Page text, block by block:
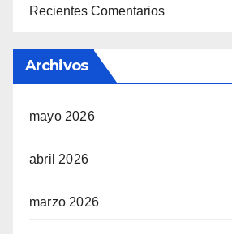
Recientes Comentarios
Archivos
mayo 2026
abril 2026
marzo 2026